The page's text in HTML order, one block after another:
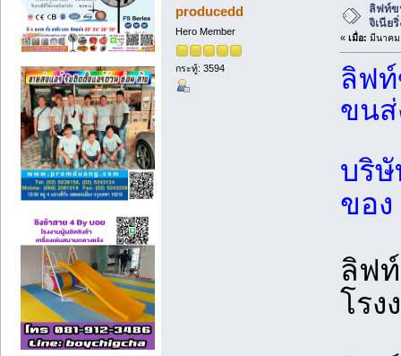
producedd
Hero Member
กระทู้: 3594
ลิฟท์ข
จิเนีย
« เมื่อ: มีนาคม
ลิฟ
ขนส่
บริ
ขอ
ลิฟ
โรง